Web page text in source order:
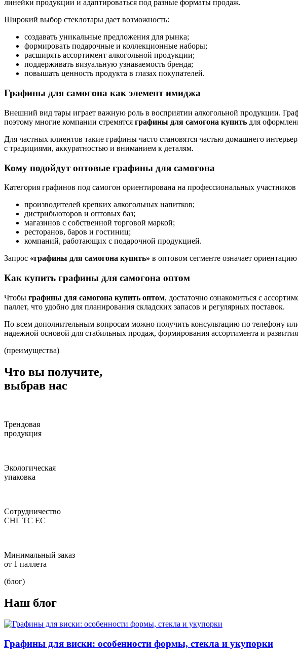
линейки продукции и адаптироваться под разные форматы продаж.
Широкий выбор стеклотары дает возможность:
создавать уникальные предложения для рынка;
формировать подарочные и коллекционные наборы;
расширять ассортимент алкогольной продукции;
поддерживать визуальную узнаваемость бренда;
повышать ценность продукта в глазах покупателей.
Графины для самогона как элемент имиджа
Внешний вид тары играет важную роль в восприятии алкогольной продукции.
поэтому многие компании стремятся графины для самогона купить для
Для частных клиентов такие графины часто становятся частью домашнего
с традициями, аккуратностью и вниманием к деталям.
Кому подойдут оптовые графины для самогона
Категория графинов под самогон ориентирована на профессиональных
производителей крепких алкогольных напитков;
дистрибьюторов и оптовых баз;
магазинов с собственной торговой маркой;
ресторанов, баров и гостиниц;
компаний, работающих с подарочной продукцией.
Запрос «графины для самогона купить» в оптовом сегменте означает
Как купить графины для самогона оптом
Чтобы графины для самогона купить оптом, достаточно ознакомиться с
паллет, что удобно для планирования складских запасов и регулярных поставок.
По всем дополнительным вопросам можно получить консультацию по телефону
надежной основой для стабильных продаж, формирования ассортимента и развития
(преимущества)
Что вы получите,
выбрав нас
Трендовая
продукция
Экологическая
упаковка
Сотрудничество
СНГ ТС ЕС
Минимальный заказ
от 1 паллета
(блог)
Наш блог
Графины для виски: особенности формы, стекла и укупорки